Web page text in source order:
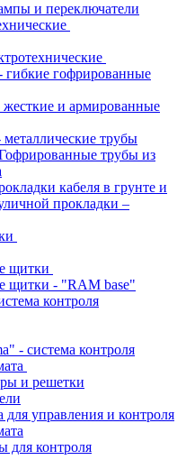
и переключатели
гибкие гофрированные
жесткие и армированные
трубы
трубы из
кабеля в грунте и
прокладки –
щитки
щитки - "RAM base"
контроля
- система контроля
и решетки
для управления и контроля
для контроля